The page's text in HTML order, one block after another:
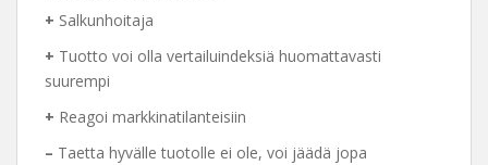
+ Salkunhoitaja
+ Tuotto voi olla vertailuindeksiä huomattavasti
suurempi
+ Reagoi markkinatilanteisiin
– Taetta hyvälle tuotolle ei ole, voi jäädä jopa